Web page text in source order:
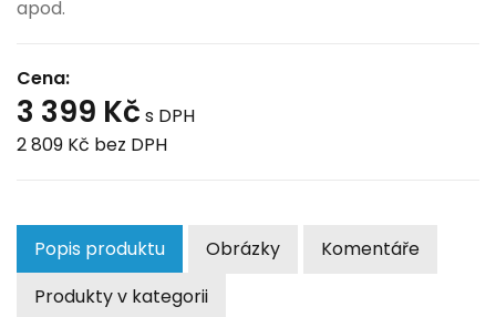
apod.
Cena:
3 399 Kč s DPH
2 809 Kč bez DPH
Popis produktu Obrázky
Komentáře
Produkty v kategorii